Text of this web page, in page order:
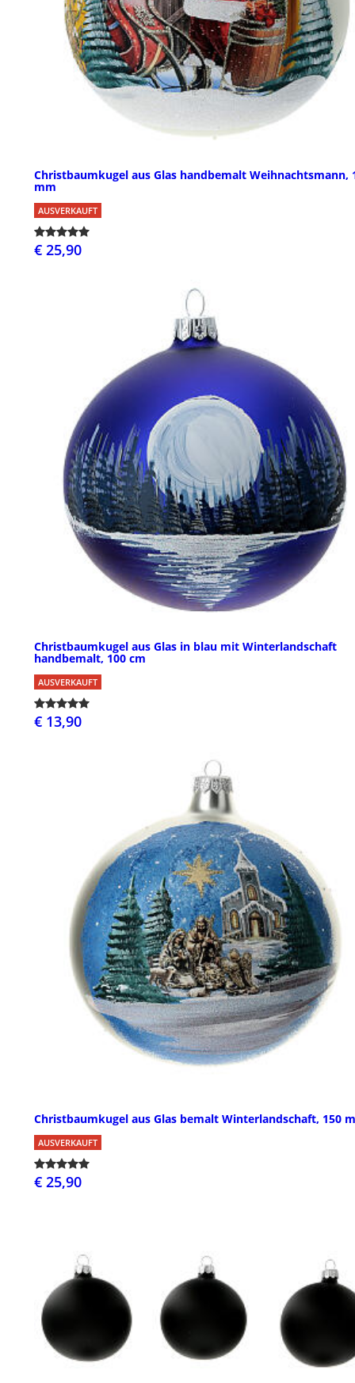
Christbaumkugel aus Glas handbemalt Weihnachtsmann,
mm
AUSVERKAUFT
€ 25,90
Christbaumkugel aus Glas in blau mit Winterlandschaft
handbemalt, 100 cm
AUSVERKAUFT
€ 13,90
Christbaumkugel aus Glas bemalt Winterlandschaft, 150
AUSVERKAUFT
€ 25,90